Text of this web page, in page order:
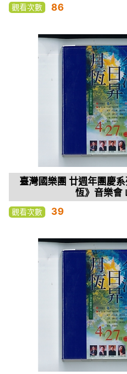
觀看次數 86
臺灣國樂團 廿週年團慶
恆》音樂會
觀看次數 39